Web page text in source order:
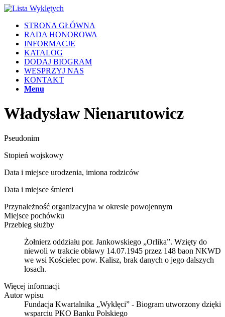
STRONA GŁÓWNA
RADA HONOROWA
INFORMACJE
KATALOG
DODAJ BIOGRAM
WESPRZYJ NAS
KONTAKT
Menu
Władysław Nienarutowicz
Pseudonim
Stopień wojskowy
Data i miejsce urodzenia, imiona rodziców
Data i miejsce śmierci
Przynależność organizacyjna w okresie powojennym
Miejsce pochówku
Przebieg służby
Żołnierz oddziału por. Jankowskiego „Orlika”. Wzięty do
niewoli w trakcie obławy 14.07.1945 przez 148 baon NKWD
we wsi Kościelec pow. Kalisz, brak danych o jego dalszych
losach.
Więcej informacji
Autor wpisu
Fundacja Kwartalnika „Wyklęci” - Biogram utworzony dzięki
wsparciu PKO Banku Polskiego